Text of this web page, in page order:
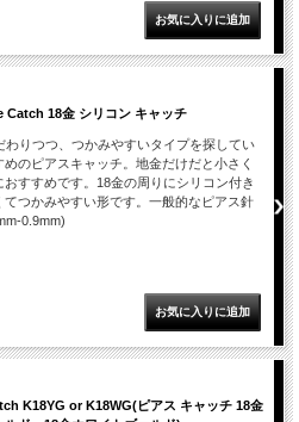
Catch 18金 シリコン キャッチ
わりつつ、つかみやすいタイプを探してい
めのピアスキャッチ。地金だけだと小さく
おすすめです。18金の周りにシリコン付き
てつかみやすい形です。一般的なピアス針
0.9mm)
K18YG or K18WG(ピアス キャッチ 18金